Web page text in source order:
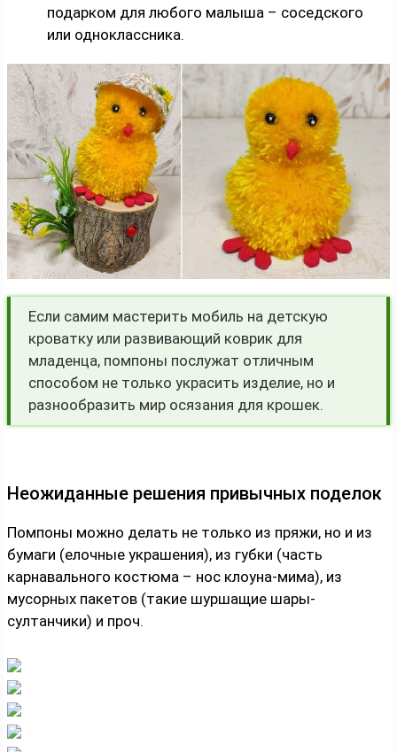
подарком для любого малыша – соседского
или одноклассника.
Если самим мастерить мобиль на детскую
кроватку или развивающий коврик для
младенца, помпоны послужат отличным
способом не только украсить изделие, но и
разнообразить мир осязания для крошек.
Неожиданные решения привычных поделок
Помпоны можно делать не только из пряжи, но и из
бумаги (елочные украшения), из губки (часть
карнавального костюма – нос клоуна-мима), из
мусорных пакетов (такие шуршащие шары-
султанчики) и проч.